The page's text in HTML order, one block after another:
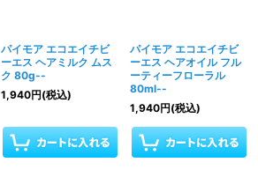
パイモア エコエイチビ
ーエス ヘアミルク ムス
ク 80g--
1,940円(税込)
パイモア エコエイチビ
ーエス ヘアオイル フル
ーティーフローラル
80ml--
1,940円(税込)